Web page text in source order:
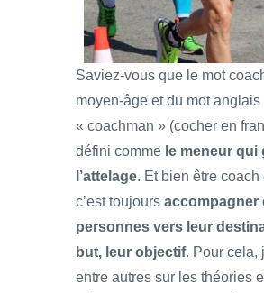
Saviez-vous que le mot
moyen-âge et du mot anglais
« coachman » (cocher en
défini comme le meneur qui
l’attelage. Et bien être coach
c’est toujours accompagner
personnes vers leur
but, leur objectif. Pour cela,
entre autres sur les théories